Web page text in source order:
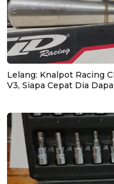
Lelang: Knalpot Racing
V3, Siapa Cepat Dia